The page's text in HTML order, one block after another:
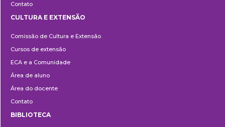
Contato
e
Extensão
CULTURA E EXTENSÃO
Comissão de Cultura e Extensão
Cursos de extensão
ECA e a Comunidade
Área de aluno
Área do docente
Contato
BIBLIOTECA